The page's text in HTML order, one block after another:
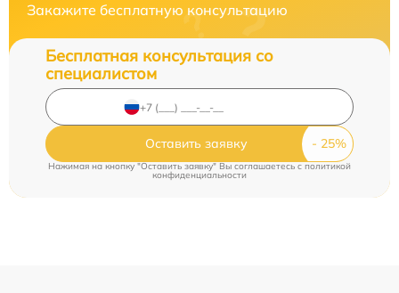
Закажите бесплатную консультацию
Бесплатная консультация со
специалистом
Оставить заявку
Нажимая на кнопку "Оставить заявку" Вы соглашаетесь cполитикой
конфиденциальности